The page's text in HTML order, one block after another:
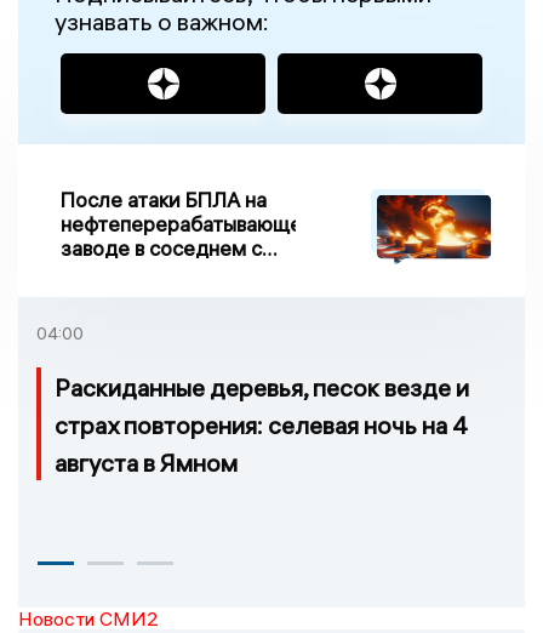
узнавать о важном:
После атаки БПЛА на
нефтеперерабатывающем
заводе в соседнем с
04:00
Раскиданные деревья, песок везде и
страх повторения: селевая ночь на 4
августа в Ямном
Новости СМИ2